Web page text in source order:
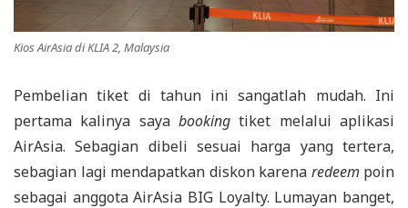
Kios AirAsia di KLIA 2, Malaysia
Pembelian tiket di tahun ini sangatlah mudah. Ini
pertama kalinya saya booking tiket melalui aplikasi
AirAsia. Sebagian dibeli sesuai harga yang tertera,
sebagian lagi mendapatkan diskon karena redeem poin
sebagai anggota AirAsia BIG Loyalty. Lumayan banget,